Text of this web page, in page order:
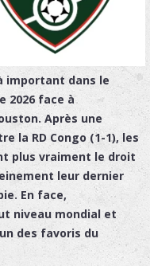
important dans le
2026 face à
Après une
la RD Congo (1-1), les
plus vraiment le droit
leur dernier
En face,
niveau mondial et
des favoris du